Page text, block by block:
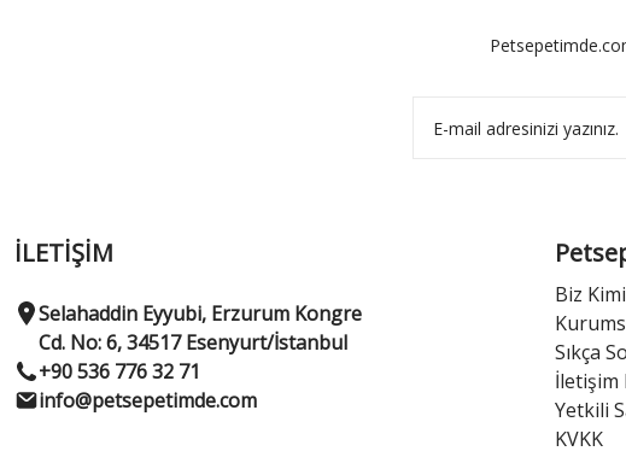
İLETİŞİM
Selahaddin Eyyubi, Erzurum Kongre
Cd. No: 6, 34517 Esenyurt/İstanbul
+90 536 776 32 71
info@petsepetimde.com
Biz
Sıkça
İletişim
Yetkili
KVKK